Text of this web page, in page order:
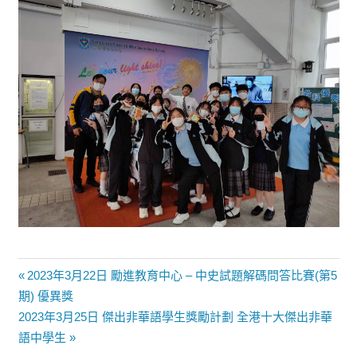
文
章
Previous
Post:
2023年3月22日 勵進教育中心 – 中史試題解碼問答比賽(第5
期) 優異獎
Next
Post:
2023年3月25日 傑出非華語學生獎勵計劃 全港十大傑出非華
語中學生